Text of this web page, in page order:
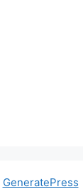
GeneratePress